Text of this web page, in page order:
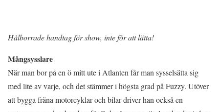
Hålborrade handtag för show, inte för att lätta!
Mångsysslare
När man bor på en ö mitt ute i Atlanten får man sysselsätta sig
med lite av varje, och det stämmer i högsta grad på Fuzzy. Utöver
att bygga fräna motorcyklar och bilar driver han också en